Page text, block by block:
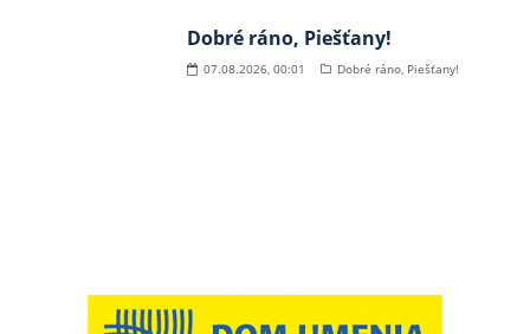
Dobré ráno, Piešťany!
07.08.2026, 00:01 Dobré ráno, Piešťany!